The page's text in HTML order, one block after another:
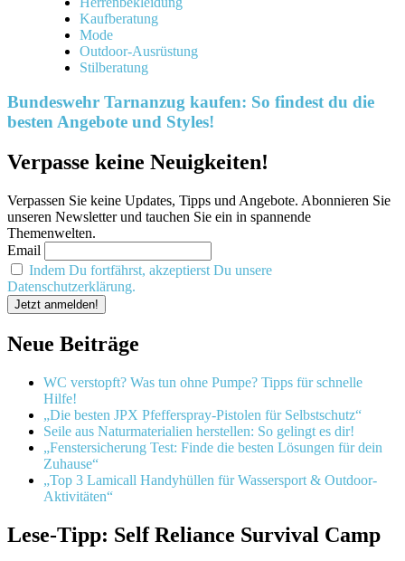
Kaufberatung
Mode
Outdoor-Ausrüstung
Stilberatung
Bundeswehr Tarnanzug kaufen: So findest du die
besten Angebote und Styles!
Verpasse keine Neuigkeiten!
Verpassen Sie keine Updates, Tipps und Angebote. Abonnieren Sie
unseren Newsletter und tauchen Sie ein in spannende
Themenwelten.
Email
Indem Du fortfährst, akzeptierst Du unsere
Datenschutzerklärung.
Neue Beiträge
WC verstopft? Was tun ohne Pumpe? Tipps für schnelle
Hilfe!
„Die besten JPX Pfefferspray-Pistolen für Selbstschutz“
Seile aus Naturmaterialien herstellen: So gelingt es dir!
„Fenstersicherung Test: Finde die besten Lösungen für dein
Zuhause“
„Top 3 Lamicall Handyhüllen für Wassersport & Outdoor-
Aktivitäten“
Lese-Tipp: Self Reliance Survival Camp